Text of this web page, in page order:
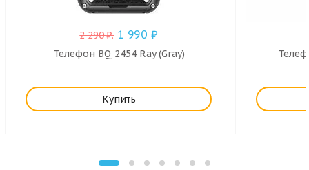
2 290₽. 1 990 ₽
Телефон BQ 2454 Ray (Gray)
Купить